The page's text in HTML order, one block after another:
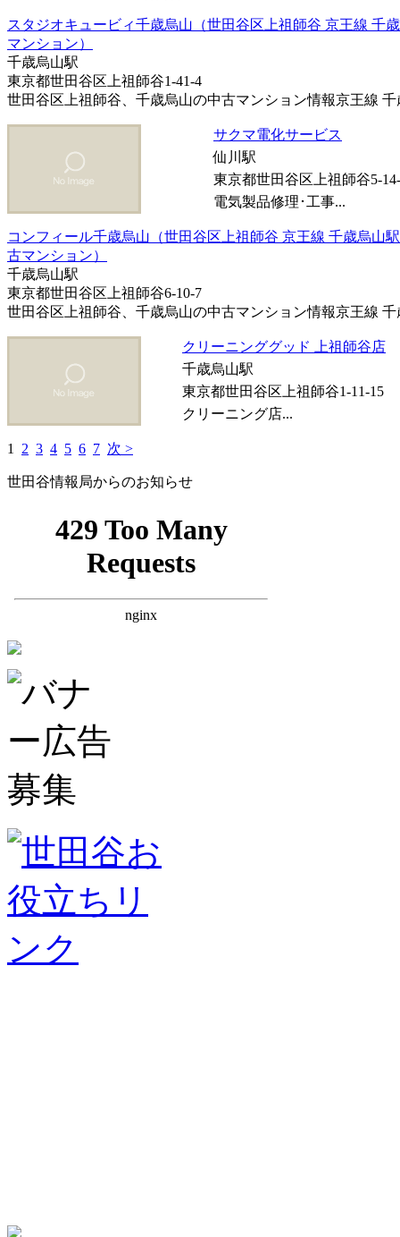
スタジオキュービィ千歳烏山（世田谷区上祖師谷 京王線 千
マンション）
千歳烏山駅
東京都世田谷区上祖師谷1-41-4
世田谷区上祖師谷、千歳烏山の中古マンション情報京王線 千
サクマ電化サービス
仙川駅
東京都世田谷区上祖師谷5-
電気製品修理･工事...
コンフィール千歳烏山（世田谷区上祖師谷 京王線 千歳烏山
古マンション）
千歳烏山駅
東京都世田谷区上祖師谷6-10-7
世田谷区上祖師谷、千歳烏山の中古マンション情報京王線 千
クリーニンググッド 上祖師谷店
千歳烏山駅
東京都世田谷区上祖師谷1-11-15
クリーニング店...
1 2 3 4 5 6 7 次 >
世田谷情報局からのお知らせ